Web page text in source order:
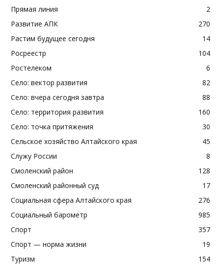
Прямая линия
2
Развитие АПК
270
Растим будущее сегодня
14
Росреестр
104
Ростелеком
6
Село: вектор развития
82
Село: вчера сегодня завтра
88
Село: территория развития
160
Село: точка притяжения
30
Сельское хозяйство Алтайского края
45
Служу России
8
Смоленский район
128
Смоленский районный суд
17
Социальная сфера Алтайского края
276
Социальный барометр
985
Спорт
357
Спорт — норма жизни
19
Туризм
154